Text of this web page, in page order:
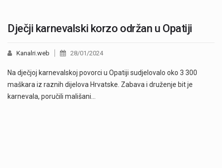
Dječji karnevalski korzo održan u Opatiji
Kanalri.web 28/01/2024
Na dječjoj karnevalskoj povorci u Opatiji sudjelovalo oko 3 300
maškara iz raznih dijelova Hrvatske. Zabava i druženje bit je
karnevala, poručili mališani…